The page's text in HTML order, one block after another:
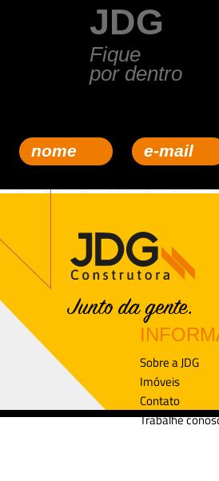
JDG
Fique
por dentro
Sobre a JDG
Imóveis
Contato
Trabalhe